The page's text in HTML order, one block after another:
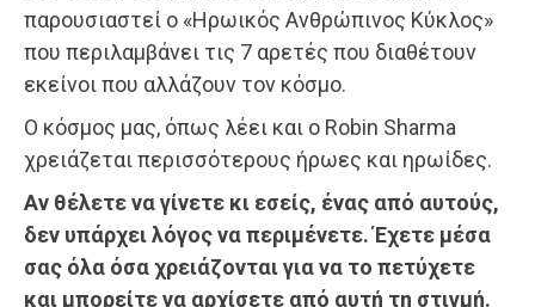
παρουσιαστεί ο «Ηρωικός Ανθρώπινος Κύκλος»
που περιλαμβάνει τις 7 αρετές που διαθέτουν
εκείνοι που αλλάζουν τον κόσμο.
Ο κόσμος μας, όπως λέει και ο Robin Sharma
χρειάζεται περισσότερους ήρωες και ηρωίδες.
Αν θέλετε να γίνετε κι εσείς, ένας από αυτούς,
δεν υπάρχει λόγος να περιμένετε. Έχετε μέσα
σας όλα όσα χρειάζονται για να το πετύχετε
και μπορείτε να αρχίσετε από αυτή τη στιγμή.